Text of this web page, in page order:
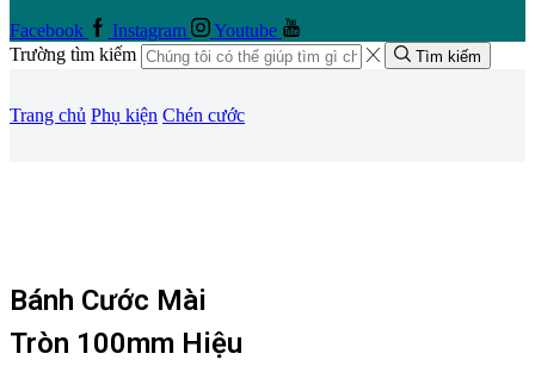
Facebook Instagram
Youtube
Trường tìm kiếm
Tìm kiếm
Trang chủ Phụ kiện Chén cước
Bánh Cước Mài
Tròn 100mm Hiệu